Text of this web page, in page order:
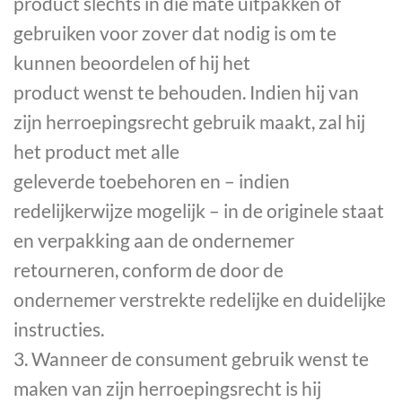
gebruiken voor zover dat nodig is om te
kunnen beoordelen of hij het
product wenst te behouden. Indien hij van
zijn herroepingsrecht gebruik maakt, zal hij
het product met alle
geleverde toebehoren en – indien
redelijkerwijze mogelijk – in de originele staat
en verpakking aan de ondernemer
retourneren, conform de door de
ondernemer verstrekte redelijke en duidelijke
instructies.
3. Wanneer de consument gebruik wenst te
maken van zijn herroepingsrecht is hij